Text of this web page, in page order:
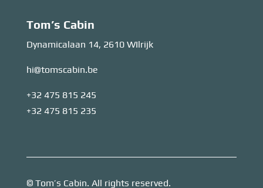
Tom’s Cabin
Dynamicalaan 14, 2610 WIlrijk
hi@tomscabin.be
+32 475 815 245
+32 475 815 235
© Tom’s Cabin. All rights reserved.